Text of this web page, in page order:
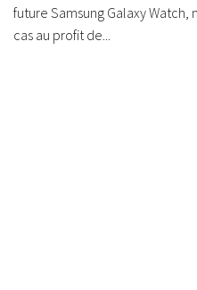
future Samsung Galaxy
cas au profit de...